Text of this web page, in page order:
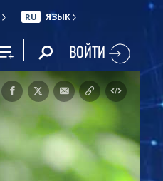
RU ЯЗЫК
ВОЙТИ